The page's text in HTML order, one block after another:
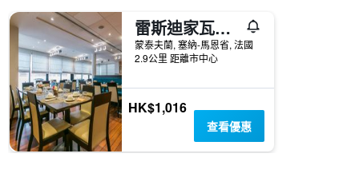
雷斯迪家瓦勒歐洲酒店
蒙泰夫蘭, 塞納-馬恩省, 法國
2.9公里 距離市中心
HK$1,016
查看優惠